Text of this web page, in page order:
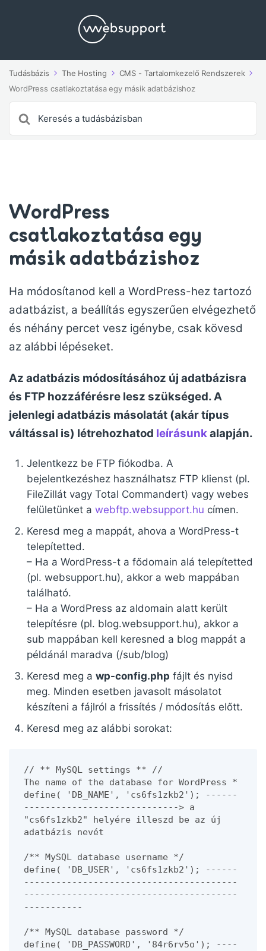
Tudásbázis The Hosting
CMS - Tartalomkezelő Rendszerek
WordPress csatlakoztatása egy másik adatbázishoz
For
WordPress
csatlakoztatása egy
másik adatbázishoz
Ha módosítanod kell a WordPress-hez tartozó
adatbázist, a beállítás egyszerűen elvégezhető
és néhány percet vesz igénybe, csak kövesd
az alábbi lépéseket.
Az adatbázis módosításához új adatbázisra
és FTP hozzáférésre lesz szükséged. A
jelenlegi adatbázis másolatát (akár típus
váltással is) létrehozhatod leírásunkalapján.
Jelentkezz be FTP fiókodba. A
bejelentkezéshez használhatsz FTP klienst (pl.
FileZillát vagy Total Commandert) vagy webes
felületünket a webftp.websupport.hu címen.
Keresd meg a mappát, ahova a WordPress-t
telepítetted.
– Ha a WordPress-t a fődomain alá telepítetted
(pl. websupport.hu), akkor a web mappában
található.
– Ha a WordPress az aldomain alatt került
telepítésre (pl. blog.websupport.hu), akkor a
sub mappában kell keresned a blog mappát a
példánál maradva (/sub/blog)
Keresd meg a wp-config.php fájlt és nyisd
meg. Minden esetben javasolt másolatot
készíteni a fájlról a frissítés / módosítás előtt.
Keresd meg az alábbi sorokat:
// ** MySQL settings ** //
The name of the database for WordPress *
define( 'DB_NAME', 'cs6fs1zkb2'); ------
-----------------------------> a
"cs6fs1zkb2" helyére illeszd be az új
adatbázis nevét
/** MySQL database username */
define( 'DB_USER', 'cs6fs1zkb2'); ------
----------------------------------------
----------------------------------------
-----------
/** MySQL database password */
define( 'DB_PASSWORD', '84r6rv5o'); ----